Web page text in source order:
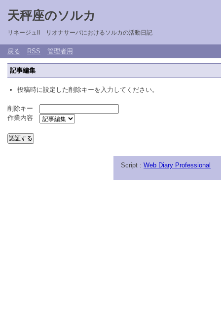
天秤座のソルカ
リネージュII リオナサーバにおけるソルカの活動日記
戻る RSS 管理者用
記事編集
投稿時に設定した削除キーを入力してください。
削除キー
作業内容
Script : Web Diary Professional